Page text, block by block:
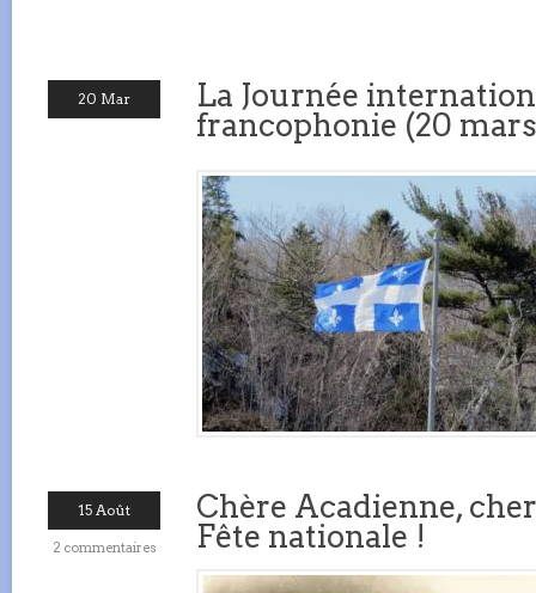
20 Mar
La Journée
francophonie (20
15 Août
2 commentaires
Chère Acadienne,
Fête nationale !